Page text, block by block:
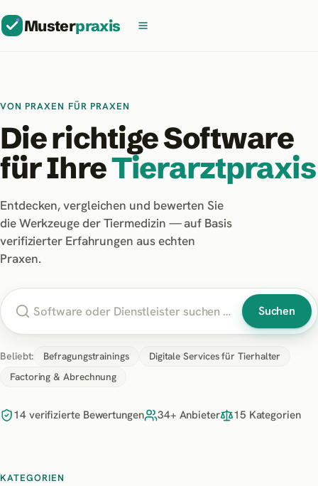
Musterpraxis
VON PRAXEN FÜR PRAXEN
Die richtige Software
für IhreTierarztpraxis
Entdecken, vergleichen und bewerten Sie
die Werkzeuge der Tiermedizin — auf Basis
verifizierter Erfahrungen aus echten
Praxen.
Suchen
Beliebt: Befragungstrainings
Digitale Services für Tierhalter
Factoring & Abrechnung
14 verifizierte Bewertungen 34+ Anbieter 15 Kategorien
KATEGORIEN